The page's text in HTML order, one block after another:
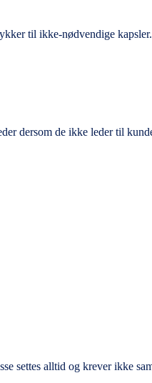
til ikke-nødvendige kapsler.
dersom de ikke leder til
settes alltid og krever ikke